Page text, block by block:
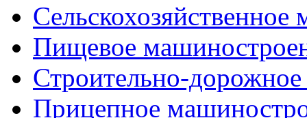
Пищевое
Строительно-
Прицепное